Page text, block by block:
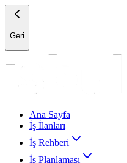
Geri
Ana Sayfa
İş İlanları
İş Rehberi
İş Planlaması